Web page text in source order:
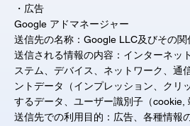
・広告
Google アドマネージャー
送信先の名称：Google LLC及びその関
送信される情報の内容：インターネッ
ステム、デバイス、ネットワーク、通
ントデータ（インプレッション、クリ
するデータ、ユーザー識別子（cookie,
送信先での利用目的：広告、各種情報